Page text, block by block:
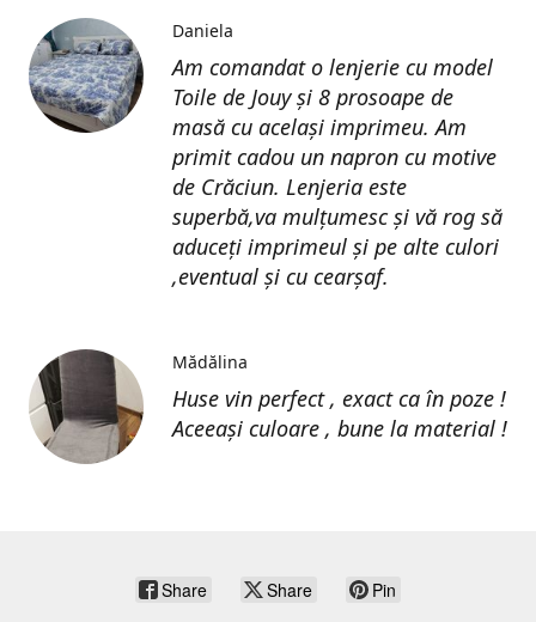
Am comandat o lenjerie cu model
Toile de Jouy și 8 prosoape de
masă cu același imprimeu. Am
primit cadou un napron cu motive
de Crăciun. Lenjeria este
superbă,va mulțumesc și vă rog să
aduceți imprimeul și pe alte culori
,eventual și cu cearșaf.
Daniela
Huse vin perfect , exact ca în poze !
Aceeași culoare , bune la material !
Mădălina
Share Share Pin